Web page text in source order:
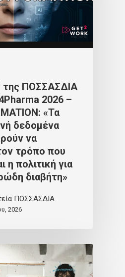
της ΠΟΣΣΑΣΔΙΑ
2026 –
«Τα
δεδομένα
να
τρόπο που
η πολιτική για
διαβήτη»
ΠΟΣΣΑΣΔΙΑ
2026